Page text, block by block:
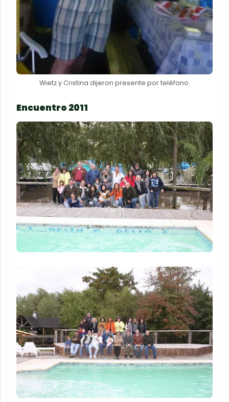
Wietz y Cristina dijeron presente por teléfono.
Encuentro 2011